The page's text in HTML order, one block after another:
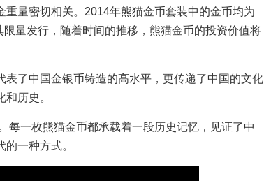
重量密切相关。2014年熊猫金币套装中的金币均为
量发行，随着时间的推移，熊猫金币的投资价值将
了中国金银币铸造的高水平，更传递了中国的文化
历史。
每一枚熊猫金币都承载着一段历史记忆，见证了中
一种方式。